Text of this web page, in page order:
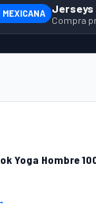
MEXICANA
Yoga Hombre